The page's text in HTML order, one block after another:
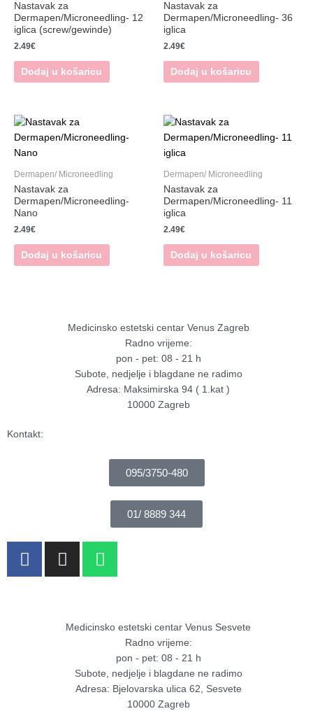
Nastavak za
Dermapen/Microneedling- 12
iglica (screw/gewinde)
2.49€
Dodaj u košaricu
Nastavak za
Dermapen/Microneedling- 36
iglica
2.49€
Dodaj u košaricu
Dermapen/ Microneedling
Nastavak za
Dermapen/Microneedling-
Nano
2.49€
Dodaj u košaricu
Dermapen/ Microneedling
Nastavak za
Dermapen/Microneedling- 11
iglica
2.49€
Dodaj u košaricu
Medicinsko estetski centar Venus Zagreb
Radno vrijeme:
pon - pet: 08 - 21 h
Subote, nedjelje i blagdane ne radimo
Adresa: Maksimirska 94 ( 1.kat )
10000 Zagreb
Kontakt:
095/3750-480
01/ 8889 344
F
a
I
n
a
g
m
W
h
s
a
p
Medicinsko estetski centar Venus Sesvete
Radno vrijeme:
pon - pet: 08 - 21 h
Subote, nedjelje i blagdane ne radimo
Adresa: Bjelovarska ulica 62, Sesvete
10000 Zagreb